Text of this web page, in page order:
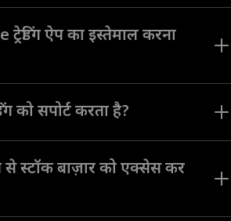
ऐप का इस्तेमाल करना
आसान बनाने के लिए डिज़ाइन किया गया था।
को सपोर्ट करता है?
ट्रेडिंग शैलियों और पसंद वाले उपयोगकर्ताओं के लिए
से स्टॉक बाज़ार को एक्सेस कर